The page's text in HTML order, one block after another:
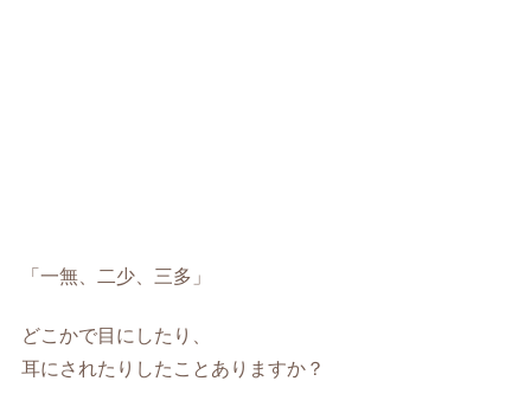
「一無、二少、三多」
どこかで目にしたり、
耳にされたりしたことありますか？